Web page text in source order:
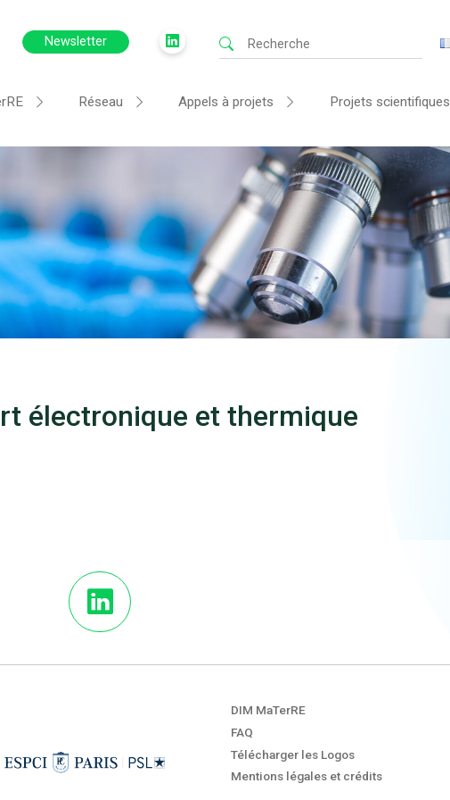
Newsletter
Réseau Appels à projets Projets scientifiques
électronique et thermique
DIM MaTerRE
FAQ
Télécharger les Logos
Mentions légales et crédits